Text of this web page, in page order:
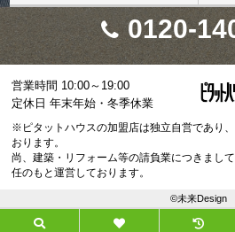
0120-
営業時間 10:00～19:00
定休日 年末年始・冬季休業
※ピタットハウスの加盟店は独立自営であり
おります。
尚、建築・リフォーム等の請負業につきまし
任のもと運営しております。
©未来Design